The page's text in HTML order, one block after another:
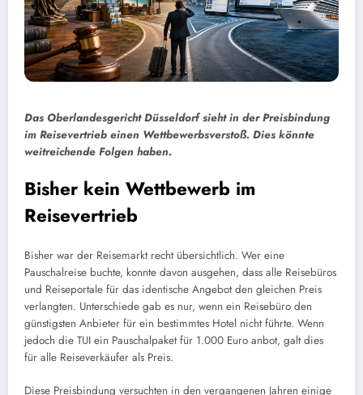
Das Oberlandesgericht Düsseldorf sieht in der Preisbindung
im Reisevertrieb einen Wettbewerbsverstoß. Dies könnte
weitreichende Folgen haben.
Bisher kein Wettbewerb im
Reisevertrieb
Bisher war der Reisemarkt recht übersichtlich. Wer eine
Pauschalreise buchte, konnte davon ausgehen, dass alle Reisebüros
und Reiseportale für das identische Angebot den gleichen Preis
verlangten. Unterschiede gab es nur, wenn ein Reisebüro den
günstigsten Anbieter für ein bestimmtes Hotel nicht führte. Wenn
jedoch die TUI ein Pauschalpaket für 1.000 Euro anbot, galt dies
für alle Reiseverkäufer als Preis.
Diese Preisbindung versuchten in den vergangenen Jahren einige